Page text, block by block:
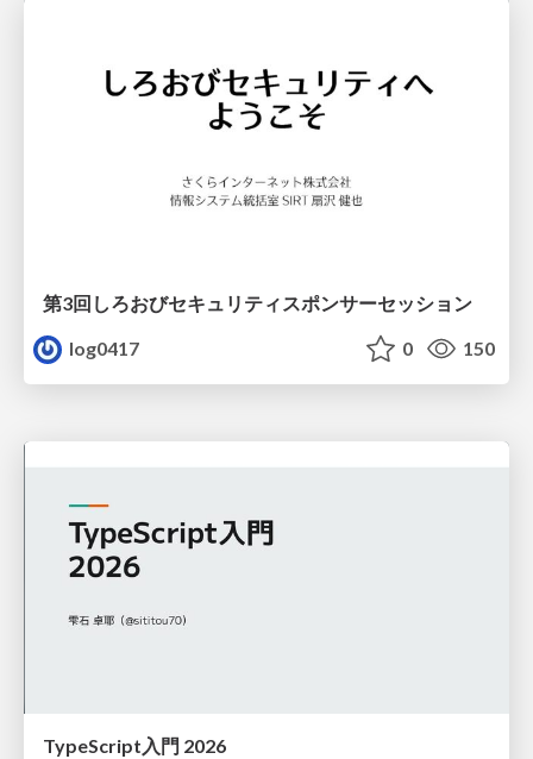
第3回しろおびセキュリティスポンサーセッション
log0417
0 150
TypeScript入門 2026